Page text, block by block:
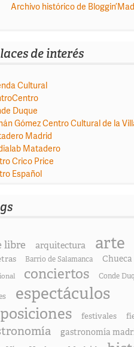
Archivo histórico de
de interés
Cultural
Duque
Gómez Centro Cultural de la
Madrid
Matadero
Crico Price
Español
libre arquitectura arte
Barrio de Salamanca Chueca
conciertos Conde
espectáculos
festivales
gastronomía